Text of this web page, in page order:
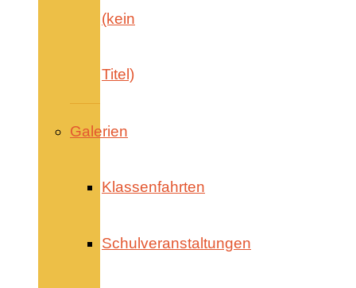
(kein
Titel)
Galerien
Klassenfahrten
Schulveranstaltungen